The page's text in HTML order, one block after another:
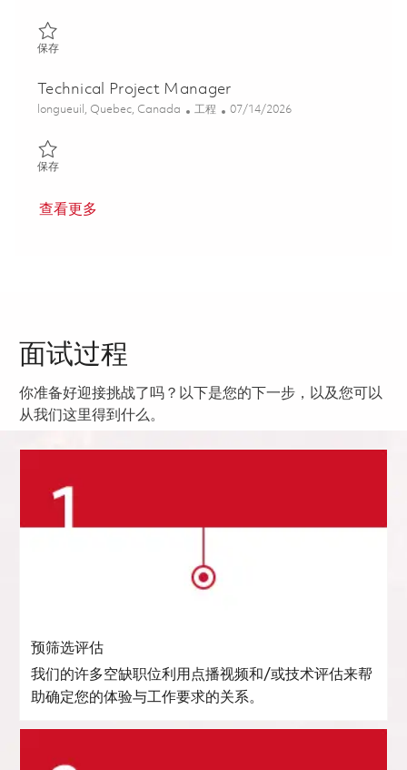
保存保存 Gestionnaire de projets techniques / Technical Project
Technical Project Manager
位置
longueuil, Quebec, Canada 类别
工程 Posted Date
07/14/2026
保存保存 Technical Project Manager 01859014
查看更多
面试过程
你准备好迎接挑战了吗？以下是您的下一步，以及您可以
从我们这里得到什么。
预筛选评估
我们的许多空缺职位利用点播视频和/或技术评估来帮
助确定您的体验与工作要求的关系。